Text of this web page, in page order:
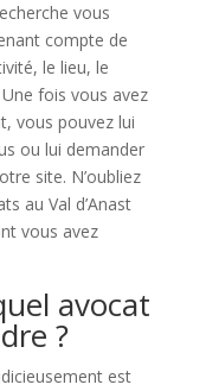
vous
compte de
le lieu, le
Une fois vous avez
vous pouvez lui
ou lui demander
site. N’oubliez
au Val d’Anast
vous avez
avocat
?
est